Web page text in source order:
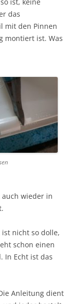
ist, keine
das
mit den Pinnen
montiert ist. Was
wieder in
nicht so dolle,
schon einen
In Echt ist das
Anleitung dient